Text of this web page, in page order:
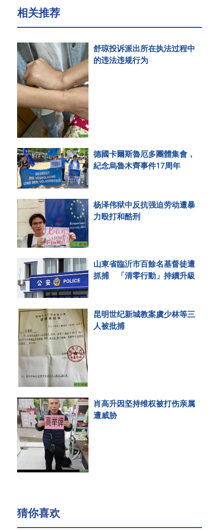
相关推荐
舒琼投诉派出所在执法过程中
的违法违规行为
德國卡爾斯魯厄多團體集會，
紀念烏魯木齊事件17周年
杨泽伟狱中反抗强迫劳动遭暴
力殴打和酷刑
山東省臨沂市百餘名基督徒遭
抓捕 「清零行動」持續升級
昆明世纪新城教案虞少林等三
人被批捕
肖高升因坚持维权被打伤亲属
遭威胁
猜你喜欢